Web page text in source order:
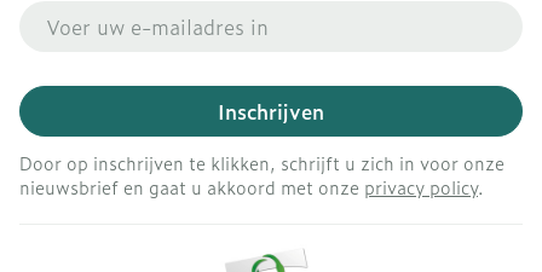
Inschrijven
Door op inschrijven te klikken, schrijft u zich in voor onze
nieuwsbrief en gaat u akkoord met onze privacy policy.